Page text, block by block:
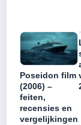
Poseidon film
(2006) –
feiten,
recensies en
vergelijkingen